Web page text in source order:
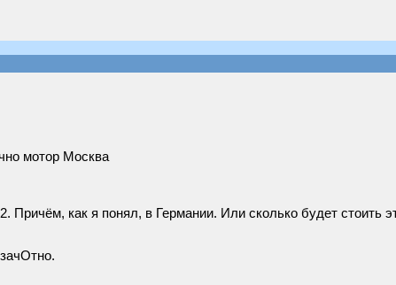
мотор Москва
Причём, как я понял, в Германии. Или сколько будет стоить